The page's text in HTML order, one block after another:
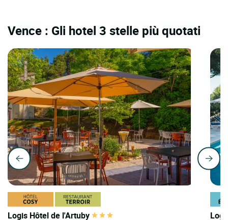
Vence : Gli hotel 3 stelle più quotati
Logis Hôtel de l'Artuby